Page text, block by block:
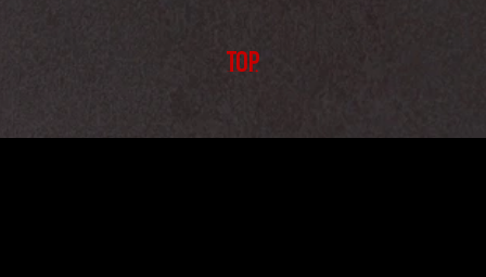
TOP